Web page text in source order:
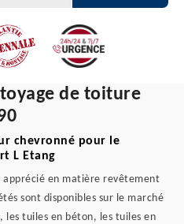
de toiture
chevronné pour le
L Etang
en matière revêtement
sont disponibles sur le marché
tuiles en béton, les tuiles en